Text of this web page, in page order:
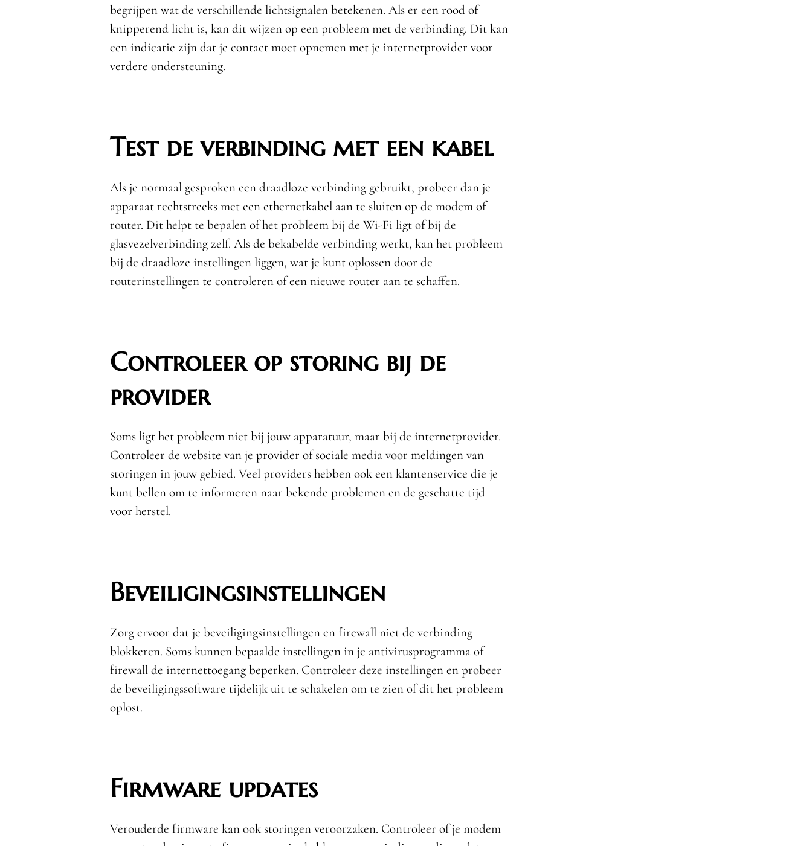
begrijpen wat de verschillende lichtsignalen betekenen. Als er een rood of
knipperend licht is, kan dit wijzen op een probleem met de verbinding. Dit kan
een indicatie zijn dat je contact moet opnemen met je internetprovider voor
verdere ondersteuning.
Test de verbinding met een kabel
Als je normaal gesproken een draadloze verbinding gebruikt, probeer dan je
apparaat rechtstreeks met een ethernetkabel aan te sluiten op de modem of
router. Dit helpt te bepalen of het probleem bij de Wi-Fi ligt of bij de
glasvezelverbinding zelf. Als de bekabelde verbinding werkt, kan het probleem
bij de draadloze instellingen liggen, wat je kunt oplossen door de
routerinstellingen te controleren of een nieuwe router aan te schaffen.
Controleer op storing bij de
provider
Soms ligt het probleem niet bij jouw apparatuur, maar bij de internetprovider.
Controleer de website van je provider of sociale media voor meldingen van
storingen in jouw gebied. Veel providers hebben ook een klantenservice die je
kunt bellen om te informeren naar bekende problemen en de geschatte tijd
voor herstel.
Beveiligingsinstellingen
Zorg ervoor dat je beveiligingsinstellingen en firewall niet de verbinding
blokkeren. Soms kunnen bepaalde instellingen in je antivirusprogramma of
firewall de internettoegang beperken. Controleer deze instellingen en probeer
de beveiligingssoftware tijdelijk uit te schakelen om te zien of dit het probleem
oplost.
Firmware updates
Verouderde firmware kan ook storingen veroorzaken. Controleer of je modem